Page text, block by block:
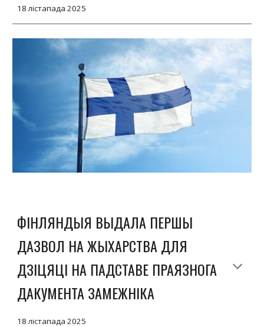
18 лістапада 2025
ФІНЛЯНДЫЯ ВЫДАЛА ПЕРШЫ
ДАЗВОЛ НА ЖЫХАРСТВА ДЛЯ
ДЗІЦЯЦІ НА ПАДСТАВЕ ПРАЯЗНОГА
ДАКУМЕНТА ЗАМЕЖНІКА
18 лістапада 2025